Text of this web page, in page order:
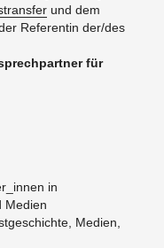
und dem
Referentin der/des
für
in
Medien
Medien,